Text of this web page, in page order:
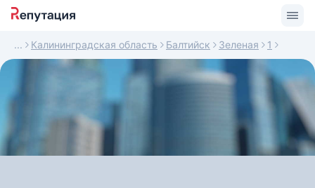
Калининградская область Балтийск Зеленая 1